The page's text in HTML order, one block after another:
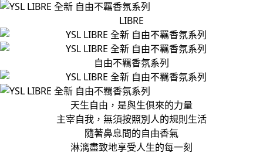
LIBRE
自由不羈香氛系列
天生自由，是與生俱來的力量
主宰自我，無須按照別人的規則生活
隨著鼻息間的自由香氣
淋漓盡致地享受人生的每一刻